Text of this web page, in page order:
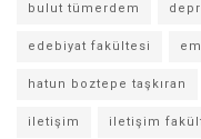
bulut tümerdem
edebiyat fakültesi
hatun boztepe taşkıran
iletişim iletişim